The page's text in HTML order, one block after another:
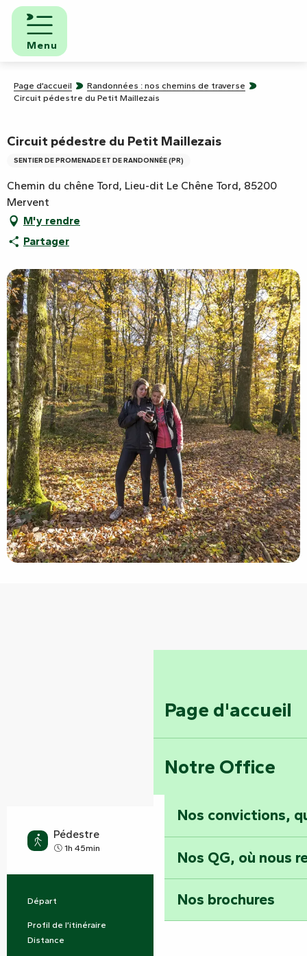
Aller
contenu
principal
Menu
Page d'accueil
Notre Office
Nos convictions,
Nos QG, où nous
Nos brochures
Page d’accueil
Randonnées : nos chemins de traverse
Circuit pédestre du Petit Maillezais
Circuit pédestre du Petit Maillezais
SENTIER DE PROMENADE ET DE RANDONNÉE (PR)
Chemin du chêne Tord, Lieu-dit Le Chêne Tord, 85200
Mervent
M'y rendre
Partager
Pédestre
1h 45min
Informations pratiques
Départ Mervent
Profil de l’itinéraire
Distance